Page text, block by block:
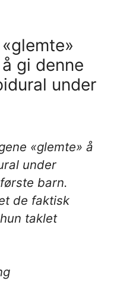
gi denne
under
«glemte» å
under
barn.
de faktisk
taklet